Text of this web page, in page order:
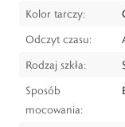
Kolor tarczy:
Odczyt czasu:
Rodzaj szkła:
Sposób
mocowania: